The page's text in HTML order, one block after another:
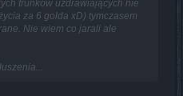
trunków uzdrawiających nie
za 6 golda xD) tymczasem
Nie wiem co jarali ale